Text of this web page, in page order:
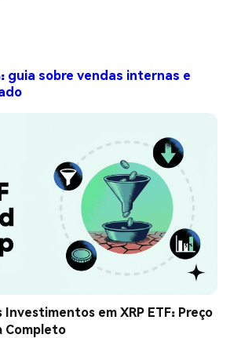
guia sobre vendas internas e
em XRP ETF: Preço
Completo